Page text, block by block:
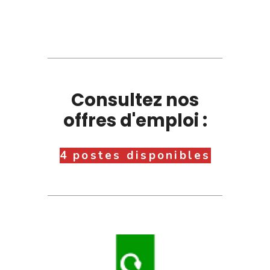
Consultez nos
offres d'emploi :
4 postes disponibles